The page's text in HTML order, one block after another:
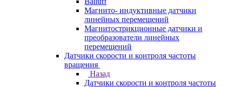
Магнито- индуктивные датчики
линейных перемещений
Магнитострикционные датчики и
преобразователи линейных
перемещений
Датчики скорости и контроля частоты
вращения
Назад
Датчики скорости и контроля частоты